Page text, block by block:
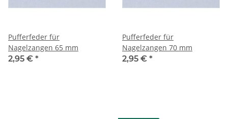
Pufferfeder für
Nagelzangen 65 mm
2,95 € *
Pufferfeder für
Nagelzangen 70 mm
2,95 € *